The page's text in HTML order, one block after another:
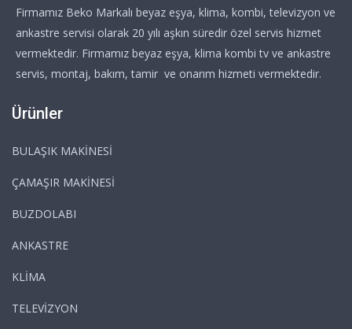
Firmamız Beko Markalı beyaz eşya, klima, kombi, televizyon ve
ankastre servisi olarak 20 yılı aşkın süredir özel servis hizmet
vermektedir. Firmamız beyaz eşya, klima kombi tv ve ankastre
servis, montaj, bakım, tamir ve onarım hizmeti vermektedir.
Ürünler
BULAŞIK MAKİNESİ
ÇAMAŞIR MAKİNESİ
BUZDOLABI
ANKASTRE
KLİMA
TELEVİZYON